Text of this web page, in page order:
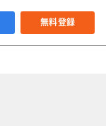
無料登録